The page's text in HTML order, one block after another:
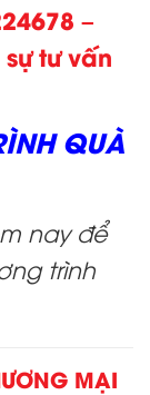
–
tư vấn
QUÀ
nay để
trình
MẠI